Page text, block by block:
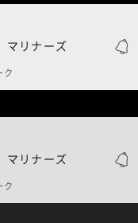
マリナーズ
ク
マリナーズ
ク